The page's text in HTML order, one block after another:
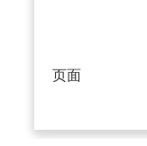
页面